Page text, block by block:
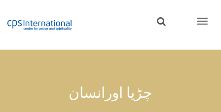
content
چڑیا اورانسان